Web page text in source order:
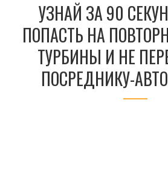
УЗНАЙ ЗА 90
ПОПАСТЬ НА
ТУРБИНЫ И НЕ
ПОСРЕДНИКУ-